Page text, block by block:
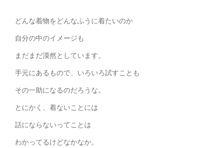
どんな着物をどんなふうに着たいのか
自分の中のイメージも
まだまだ漠然としています。
手元にあるもので、いろいろ試すことも
その一助になるのだろうな。
とにかく、着ないことには
話にならないってことは
わかってるけどなかなか。